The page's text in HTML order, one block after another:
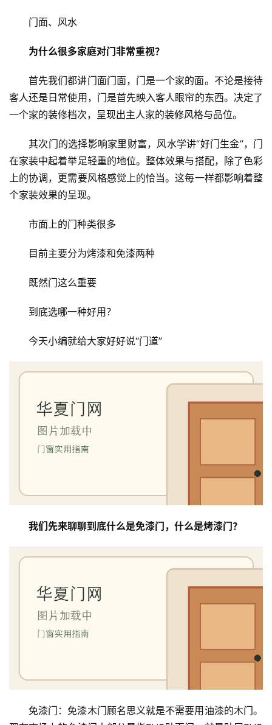
门面、风水
为什么很多家庭对门非常重视？
首先我们都讲门面门面，门是一个家的面。不论是接待
客人还是日常使用，门是首先映入客人眼帘的东西。决定了
一个家的装修档次，呈现出主人家的装修风格与品位。
其次门的选择影响家里财富，风水学讲“好门生金”，门
在家装中起着举足轻重的地位。整体效果与搭配，除了色彩
上的协调，更需要风格感觉上的恰当。这每一样都影响着整
个家装效果的呈现。
市面上的门种类很多
目前主要分为烤漆和免漆两种
既然门这么重要
到底选哪一种好用？
今天小编就给大家好好说“门道”
我们先来聊聊到底什么是免漆门，什么是烤漆门？
免漆门：免漆木门顾名思义就是不需要用油漆的木门。